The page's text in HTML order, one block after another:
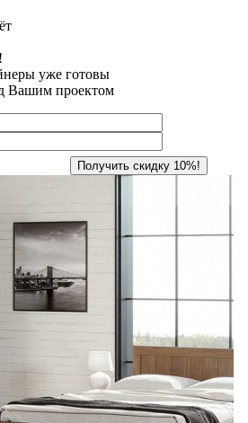
уже готовы
Вашим проектом